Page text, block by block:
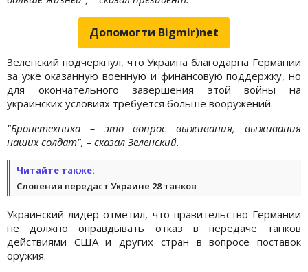
Допомогти Bigmir)net
Зеленский подчеркнул, что Украина благодарна Германии
за уже оказанную военную и финансовую поддержку, но
для окончательного завершения этой войны на
украинских условиях требуется больше вооружений.
"Бронетехника – это вопрос выживания, выживания
наших солдат", – сказал Зеленский.
Читайте также:
Словения передаст Украине 28 танков
Украинский лидер отметил, что правительство Германии
не должно оправдывать отказ в передаче танков
действиями США и других стран в вопросе поставок
оружия.